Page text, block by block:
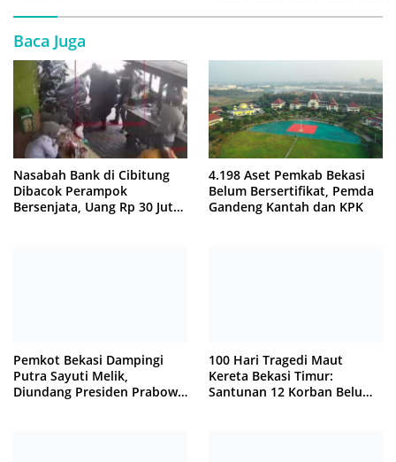
Baca Juga
Nasabah Bank di Cibitung
Dibacok Perampok
Bersenjata, Uang Rp 30 Juta
4.198 Aset Pemkab Bekasi
Belum Bersertifikat, Pemda
Gandeng Kantah dan KPK
Pemkot Bekasi Dampingi
Putra Sayuti Melik,
Diundang Presiden Prabowo
100 Hari Tragedi Maut
Kereta Bekasi Timur:
Santunan 12 Korban Belum